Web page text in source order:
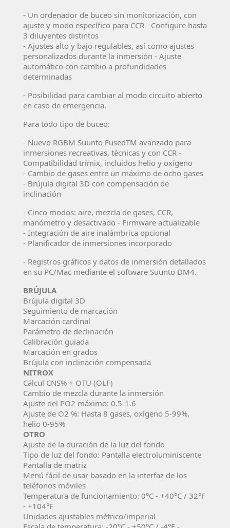
- Un ordenador de buceo sin monitorización, con
ajuste y modo específico para CCR - Configure hasta
3 diluyentes distintos
- Ajustes alto y bajo regulables, así como ajustes
personalizados durante la inmersión - Ajuste
automático con cambio a profundidades
determinadas
- Posibilidad para cambiar al modo circuito abierto
en caso de emergencia.
Para todo tipo de buceo:
- Nuevo RGBM Suunto FusedTM avanzado para
inmersiones recreativas, técnicas y con CCR -
Compatibilidad trímix, incluidos helio y oxígeno
- Cambio de gases entre un máximo de ocho gases
- Brújula digital 3D con compensación de
inclinación
- Cinco modos: aire, mezcla de gases, CCR,
manómetro y desactivado - Firmware actualizable
- Integración de aire inalámbrica opcional
- Planificador de inmersiones incorporado
- Registros gráficos y datos de inmersión detallados
en su PC/Mac mediante el software Suunto DM4.
BRÚJULA
Brújula digital 3D
Seguimiento de marcación
Marcación cardinal
Parámetro de declinación
Calibración guiada
Marcación en grados
Brújula con inclinación compensada
NITROX
Cálcul CNS% + OTU (OLF)
Cambio de mezcla durante la inmersión
Ajuste del PO2 máximo: 0.5-1.6
Ajuste de O2 %: Hasta 8 gases, oxígeno 5-99%,
helio 0-95%
OTRO
Ajuste de la duración de la luz del fondo
Tipo de luz del fondo: Pantalla electroluminiscente
Pantalla de matriz
Menú fácil de usar basado en la interfaz de los
teléfonos móviles
Temperatura de funcionamiento: 0°C - +40°C / 32°F
- +104°F
Unidades ajustables métrico/imperial